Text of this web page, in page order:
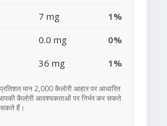
7 mg
1%
0.0 mg
0%
36 mg 1%
मान 2,000 कैलोरी आहार पर आधारित
कैलोरी आवश्यकताओं पर निर्भर कर सकते
सकते हैं।